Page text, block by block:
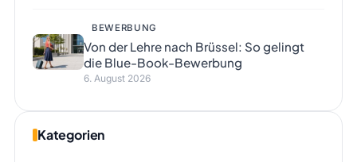
BEWERBUNG
Von der Lehre nach Brüssel: So gelingt
die Blue-Book-Bewerbung
6. August 2026
Kategorien